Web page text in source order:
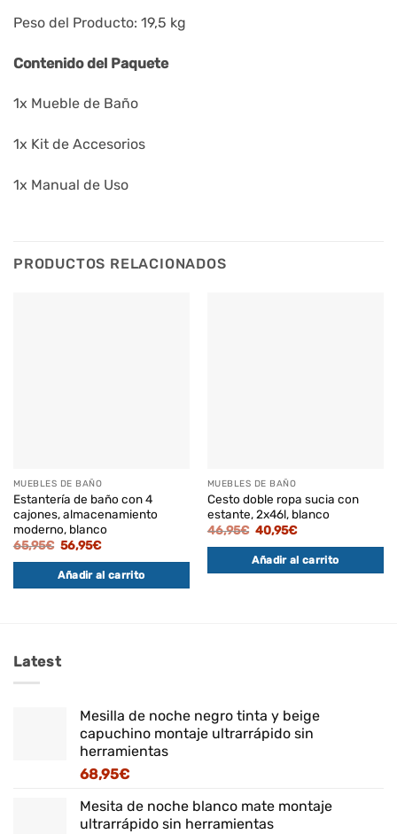
Peso del Producto: 19,5 kg
Contenido del Paquete
1x Mueble de Baño
1x Kit de Accesorios
1x Manual de Uso
PRODUCTOS RELACIONADOS
MUEBLES DE BAÑO
Estantería de baño con 4
cajones, almacenamiento
moderno, blanco
65,95€ El
original
era:
65,95€.
56,95€El
actual
es:
56,95€.
Añadir al carrito
MUEBLES DE BAÑO
Cesto doble ropa sucia con
estante, 2x46l, blanco
46,95€ El
original
era:
46,95€.
40,95€El
actual
es:
40,95€.
Añadir al carrito
Latest
Mesilla de noche negro tinta y beige
capuchino montaje ultrarrápido sin
herramientas
68,95€
Mesita de noche blanco mate montaje
ultrarrápido sin herramientas